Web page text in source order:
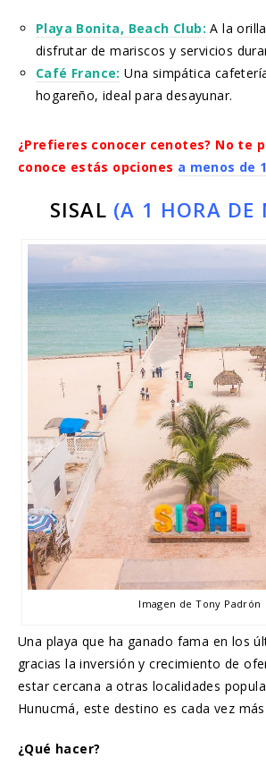
Playa Bonita, Beach Club: A la
disfrutar de mariscos y servicios
Café France: Una simpática
hogareño, ideal para desayunar.
¿Prefieres conocer cenotes? No te
conoce estás opciones a menos de
SISAL (A 1 HORA DE
Imagen de Tony Padrón
Una playa que ha ganado fama en los
gracias la inversión y crecimiento de
estar cercana a otras localidades
Hunucmá, este destino es cada vez
¿Qué hacer?